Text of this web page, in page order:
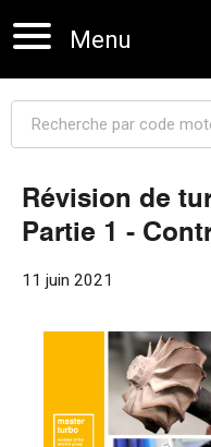
Menu
Sauter la navigation
Révision de
Partie 1 -
11 juin 2021